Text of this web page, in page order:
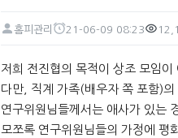
페이지 정보
홈피관리
21-06-09 08:23
본문
저희 전진협의 목적이 상조 모임
다만, 직계 가족(배우자 쪽 포함)
연구위원님들께서는 애사가 있는
모쪼록 연구위원님들의 가정에 평